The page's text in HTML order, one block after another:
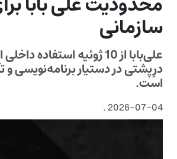
سازمانی
علی‌بابا از 10 ژوئیه
درِپشتی در دستیار برنامه‌نویسی
است.
2026-07-04
.